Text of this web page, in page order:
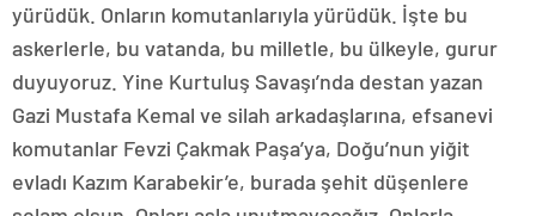
yürüdük. Onların komutanlarıyla yürüdük. İşte bu
askerlerle, bu vatanda, bu milletle, bu ülkeyle, gurur
duyuyoruz. Yine Kurtuluş Savaşı’nda destan yazan
Gazi Mustafa Kemal ve silah arkadaşlarına, efsanevi
komutanlar Fevzi Çakmak Paşa’ya, Doğu’nun yiğit
evladı Kazım Karabekir’e, burada şehit düşenlere